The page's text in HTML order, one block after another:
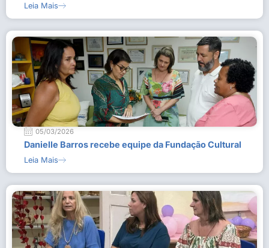
Leia Mais
05/03/2026
Danielle Barros recebe equipe da Fundação Cultural
Leia Mais